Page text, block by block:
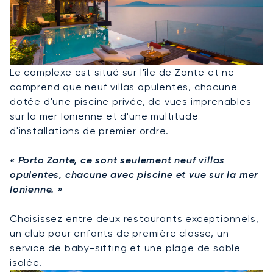
Le complexe est situé sur l'île de Zante et ne
comprend que neuf villas opulentes, chacune
dotée d'une piscine privée, de vues imprenables
sur la mer Ionienne et d'une multitude
d'installations de premier ordre.
« Porto Zante, ce sont seulement neuf villas
opulentes, chacune avec piscine et vue sur la mer
Ionienne. »
Choisissez entre deux restaurants exceptionnels,
un club pour enfants de première classe, un
service de baby-sitting et une plage de sable
isolée.